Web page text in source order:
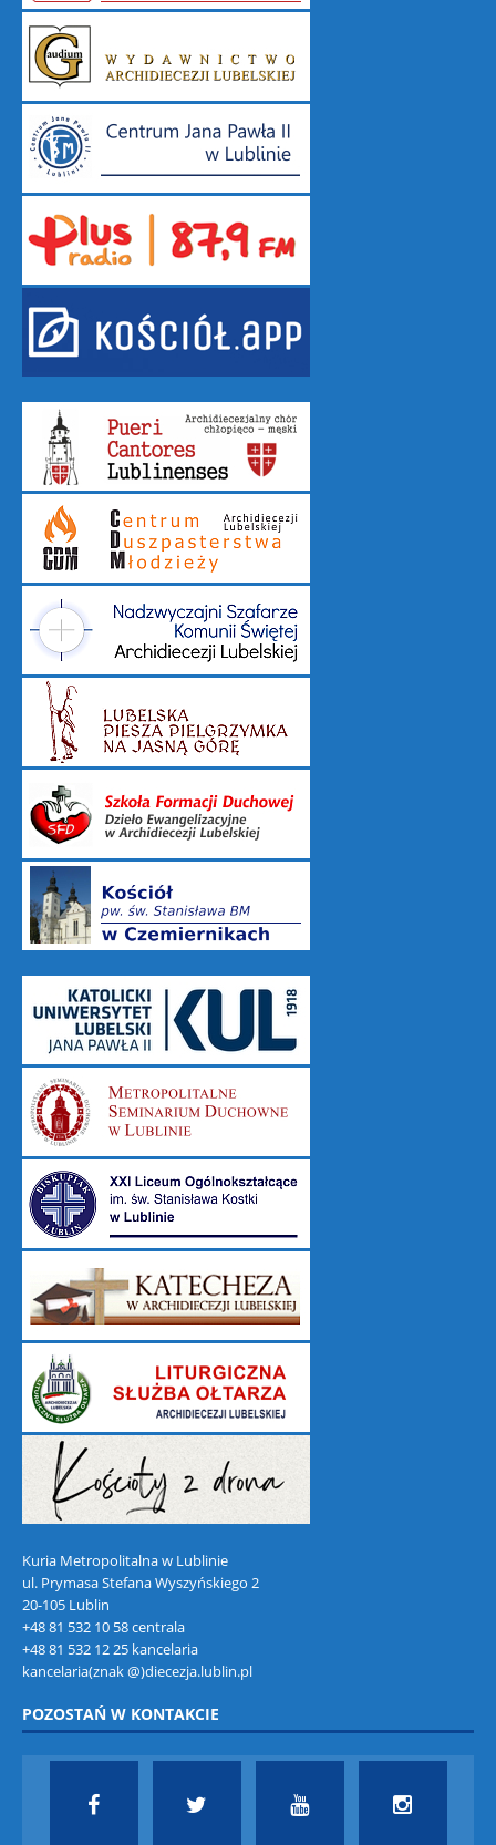
Kuria Metropolitalna w Lublinie
ul. Prymasa Stefana Wyszyńskiego 2
20-105 Lublin
+48 81 532 10 58 centrala
+48 81 532 12 25 kancelaria
kancelaria(znak @)diecezja.lublin.pl
POZOSTAŃ W KONTAKCIE